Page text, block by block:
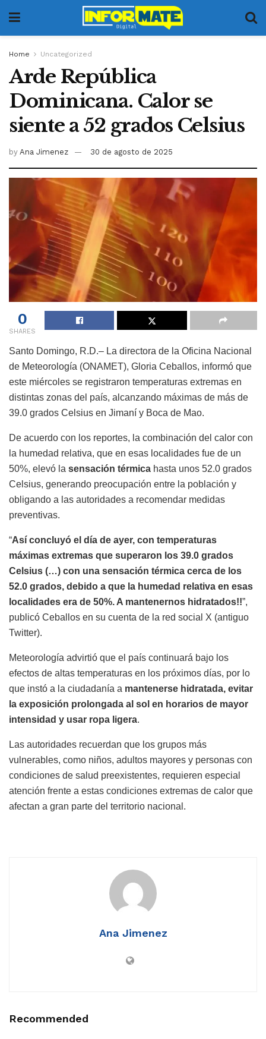
Home Uncategorized
Arde República
Dominicana. Calor se
siente a 52 grados Celsius
by Ana Jimenez 30 de agosto de 2025
0
SHARES
Santo Domingo, R.D.– La directora de la Oficina Nacional
de Meteorología (ONAMET), Gloria Ceballos, informó que
este miércoles se registraron temperaturas extremas en
distintas zonas del país, alcanzando máximas de más de
39.0 grados Celsius en Jimaní y Boca de Mao.
De acuerdo con los reportes, la combinación del calor con
la humedad relativa, que en esas localidades fue de un
50%, elevó la sensación térmica hasta unos 52.0 grados
Celsius, generando preocupación entre la población y
obligando a las autoridades a recomendar medidas
preventivas.
“Así concluyó el día de ayer, con temperaturas
máximas extremas que superaron los 39.0 grados
Celsius (…) con una sensación térmica cerca de los
52.0 grados, debido a que la humedad relativa en esas
localidades era de 50%. A mantenernos hidratados!!”,
publicó Ceballos en su cuenta de la red social X (antiguo
Twitter).
Meteorología advirtió que el país continuará bajo los
efectos de altas temperaturas en los próximos días, por lo
que instó a la ciudadanía a mantenerse hidratada, evitar
la exposición prolongada al sol en horarios de mayor
intensidad y usar ropa ligera.
Las autoridades recuerdan que los grupos más
vulnerables, como niños, adultos mayores y personas con
condiciones de salud preexistentes, requieren especial
atención frente a estas condiciones extremas de calor que
afectan a gran parte del territorio nacional.
Ana Jimenez
Recommended